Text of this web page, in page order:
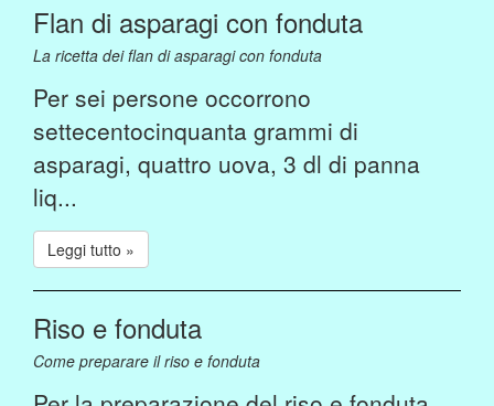
Flan di asparagi con fonduta
La ricetta dei flan di asparagi con fonduta
Per sei persone occorrono
settecentocinquanta grammi di
asparagi, quattro uova, 3 dl di panna
liq...
Leggi tutto »
Riso e fonduta
Come preparare il riso e fonduta